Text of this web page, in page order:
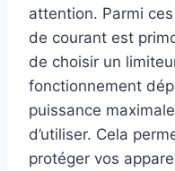
attention. Parmi
de courant est
de choisir un
fonctionnement
puissance
d’utiliser. Cela
protéger vos